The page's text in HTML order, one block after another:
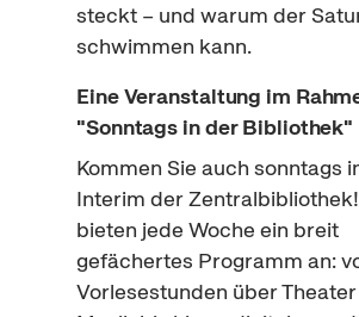
steckt – und warum der
schwimmen kann.
Eine Veranstaltung im
"Sonntags in der Bibliothek"
Kommen Sie auch sonntags
Interim der
bieten jede Woche ein breit
gefächertes Programm an:
Vorlesestunden über